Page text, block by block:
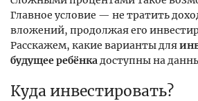
Главное условие — не тратить
вложений, продолжая его
Расскажем, какие варианты для
будущее ребёнка доступны на
Куда инвестировать?